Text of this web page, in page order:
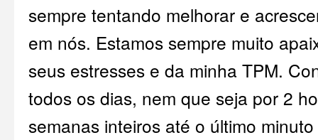
sempre tentando melhorar e
em nós. Estamos sempre muito
seus estresses e da minha TPM.
todos os dias, nem que seja por 2
semanas inteiros até o último